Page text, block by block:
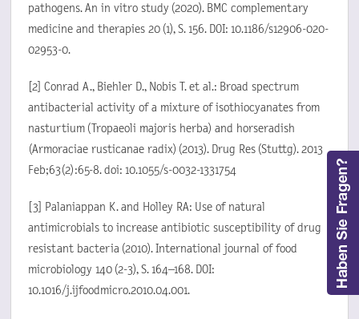
pathogens. An in vitro study (2020). BMC complementary
medicine and therapies 20 (1), S. 156. DOI: 10.1186/s12906-020-
02953-0.
[2] Conrad A., Biehler D., Nobis T. et al.: Broad spectrum
antibacterial activity of a mixture of isothiocyanates from
nasturtium (Tropaeoli majoris herba) and horseradish
(Armoraciae rusticanae radix) (2013). Drug Res (Stuttg). 2013
Feb;63(2):65-8. doi: 10.1055/s-0032-1331754
[3] Palaniappan K. and Holley RA: Use of natural
antimicrobials to increase antibiotic susceptibility of drug
resistant bacteria (2010). International journal of food
microbiology 140 (2-3), S. 164–168. DOI:
10.1016/j.ijfoodmicro.2010.04.001.